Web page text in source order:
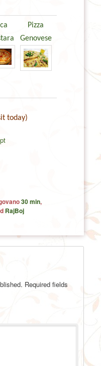
Pizza
Genovese
today)
30 min,
RajBoj
Required fields